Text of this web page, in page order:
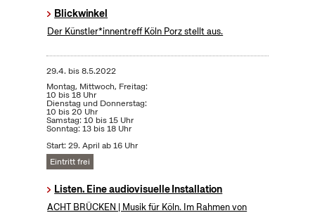
Blickwinkel
Der Künstler*innentreff Köln Porz stellt aus.
29.4. bis8.5.2022
Montag, Mittwoch, Freitag:
10 bis 18 Uhr
Dienstag und Donnerstag:
10 bis 20 Uhr
Samstag: 10 bis 15 Uhr
Sonntag: 13 bis 18 Uhr
Start: 29. April ab 16 Uhr
Eintritt frei
Listen. Eine audiovisuelle Installation
ACHT BRÜCKEN | Musik für Köln. Im Rahmen von